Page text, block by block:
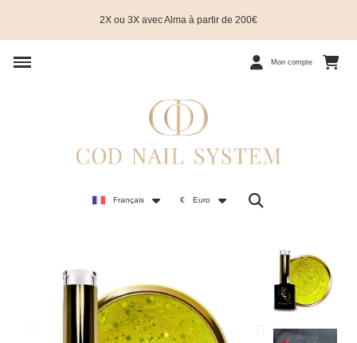
2X ou 3X avec Alma à partir de 200€
Mon compte
Français € Euro